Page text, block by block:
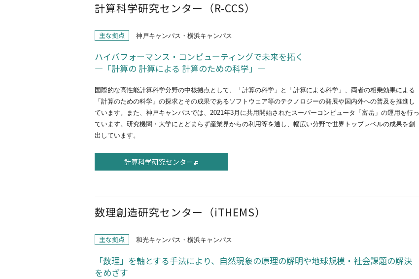
計算科学研究センター（R-CCS）
主な拠点 神戸キャンパス・横浜キャンパス
ハイパフォーマンス・コンピューティングで未来を拓く
―「計算の 計算による 計算のための科学」―
国際的な高性能計算科学分野の中核拠点として、「計算の科学」と「計算による科学」、両者の相乗効果による
「計算のための科学」の探求とその成果であるソフトウェア等のテクノロジーの発展や国内外への普及を推進し
ています。また、神戸キャンパスでは、2021年3月に共用開始されたスーパーコンピュータ「富岳」の運用を行っ
ています。研究機関・大学にとどまらず産業界からの利用等を通し、幅広い分野で世界トップレベルの成果を創
出しています。
計算科学研究センター
数理創造研究センター（iTHEMS）
主な拠点 和光キャンパス・横浜キャンパス
「数理」を軸とする手法により、自然現象の原理の解明や地球規模・社会課題の解決
をめざす